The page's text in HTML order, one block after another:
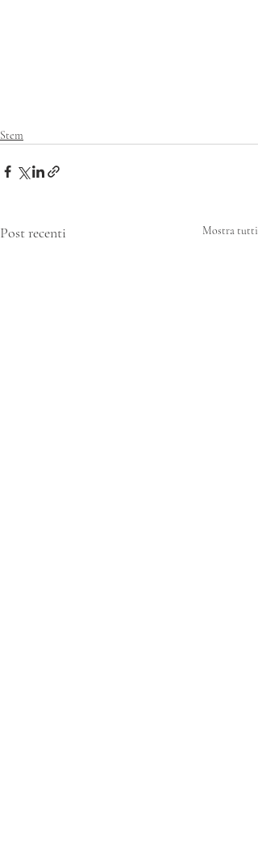
Stem
Post recenti Mostra tutti